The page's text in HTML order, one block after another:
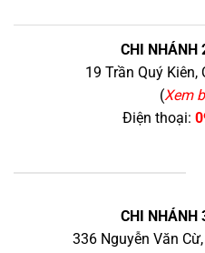
CHI NHÁNH
19 Trần Quý Kiên,
(Xem
Điện thoại:
CHI NHÁNH
336 Nguyễn Văn